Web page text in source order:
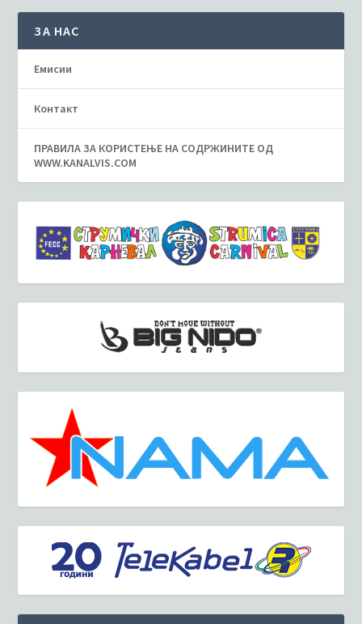
ЗА НАС
Емисии
Контакт
ПРАВИЛА ЗА КОРИСТЕЊЕ НА СОДРЖИНИТЕ ОД
WWW.KANALVIS.COM